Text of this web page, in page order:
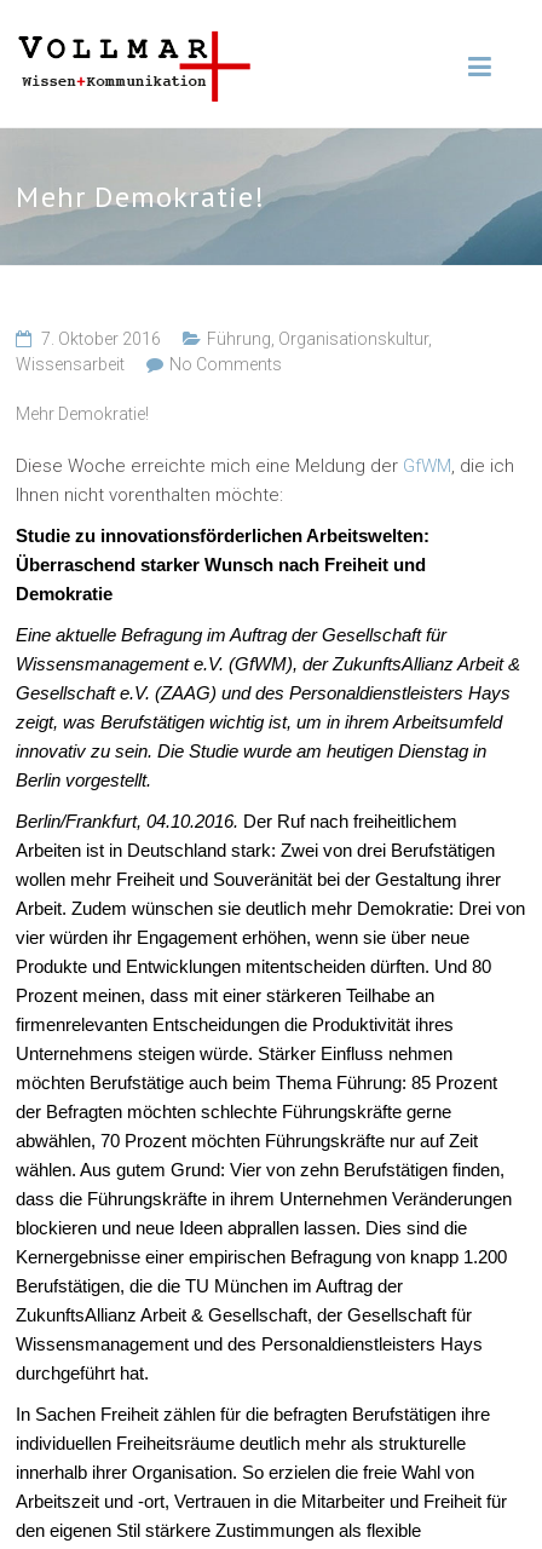
Mehr Demokratie!
7. Oktober 2016 Führung Organisationskultur,
Wissensarbeit
No Comments
Mehr Demokratie!
Diese Woche erreichte mich eine Meldung der GfWM, die ich
Ihnen nicht vorenthalten möchte:
Studie zu innovationsförderlichen Arbeitswelten:
Überraschend starker Wunsch nach Freiheit und
Demokratie
Eine aktuelle Befragung im Auftrag der Gesellschaft für
Wissensmanagement e.V. (GfWM), der ZukunftsAllianz Arbeit &
Gesellschaft e.V. (ZAAG) und des Personaldienstleisters Hays
zeigt, was Berufstätigen wichtig ist, um in ihrem Arbeitsumfeld
innovativ zu sein. Die Studie wurde am heutigen Dienstag in
Berlin vorgestellt.
Berlin/Frankfurt, 04.10.2016. Der Ruf nach freiheitlichem
Arbeiten ist in Deutschland stark: Zwei von drei Berufstätigen
wollen mehr Freiheit und Souveränität bei der Gestaltung ihrer
Arbeit. Zudem wünschen sie deutlich mehr Demokratie: Drei von
vier würden ihr Engagement erhöhen, wenn sie über neue
Produkte und Entwicklungen mitentscheiden dürften. Und 80
Prozent meinen, dass mit einer stärkeren Teilhabe an
firmenrelevanten Entscheidungen die Produktivität ihres
Unternehmens steigen würde. Stärker Einfluss nehmen
möchten Berufstätige auch beim Thema Führung: 85 Prozent
der Befragten möchten schlechte Führungskräfte gerne
abwählen, 70 Prozent möchten Führungskräfte nur auf Zeit
wählen. Aus gutem Grund: Vier von zehn Berufstätigen finden,
dass die Führungskräfte in ihrem Unternehmen Veränderungen
blockieren und neue Ideen abprallen lassen. Dies sind die
Kernergebnisse einer empirischen Befragung von knapp 1.200
Berufstätigen, die die TU München im Auftrag der
ZukunftsAllianz Arbeit & Gesellschaft, der Gesellschaft für
Wissensmanagement und des Personaldienstleisters Hays
durchgeführt hat.
In Sachen Freiheit zählen für die befragten Berufstätigen ihre
individuellen Freiheitsräume deutlich mehr als strukturelle
innerhalb ihrer Organisation. So erzielen die freie Wahl von
Arbeitszeit und -ort, Vertrauen in die Mitarbeiter und Freiheit für
den eigenen Stil stärkere Zustimmungen als flexible